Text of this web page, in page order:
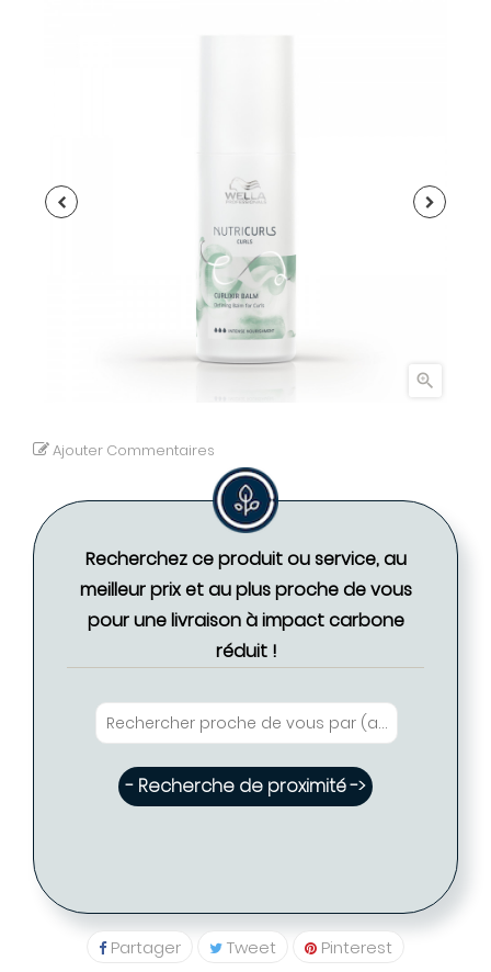

Ajouter Commentaires
Recherchez ce produit ou service, au
meilleur prix et au plus proche de vous
pour une livraison à impact carbone
réduit !
- Recherche de proximité ->
Partager Tweet Pinterest